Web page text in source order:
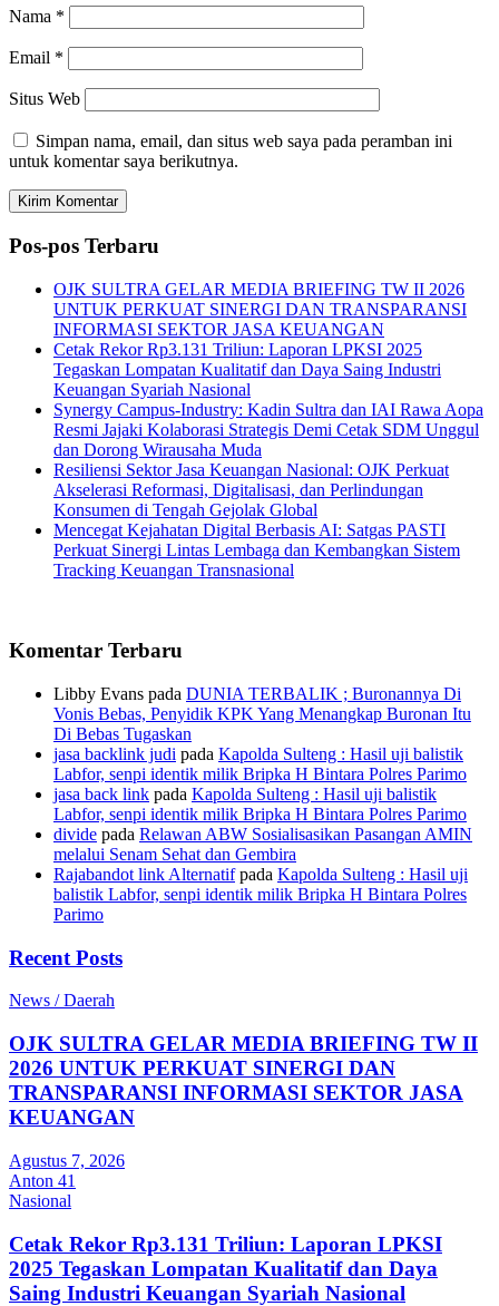
Nama *
Email *
Situs Web
Simpan nama, email, dan situs web saya pada peramban ini
untuk komentar saya berikutnya.
Pos-pos Terbaru
OJK SULTRA GELAR MEDIA BRIEFING TW II 2026
UNTUK PERKUAT SINERGI DAN TRANSPARANSI
INFORMASI SEKTOR JASA KEUANGAN
Cetak Rekor Rp3.131 Triliun: Laporan LPKSI 2025
Tegaskan Lompatan Kualitatif dan Daya Saing Industri
Keuangan Syariah Nasional
Synergy Campus-Industry: Kadin Sultra dan IAI Rawa Aopa
Resmi Jajaki Kolaborasi Strategis Demi Cetak SDM Unggul
dan Dorong Wirausaha Muda
Resiliensi Sektor Jasa Keuangan Nasional: OJK Perkuat
Akselerasi Reformasi, Digitalisasi, dan Perlindungan
Konsumen di Tengah Gejolak Global
Mencegat Kejahatan Digital Berbasis AI: Satgas PASTI
Perkuat Sinergi Lintas Lembaga dan Kembangkan Sistem
Tracking Keuangan Transnasional
Komentar Terbaru
Libby Evans pada DUNIA TERBALIK ; Buronannya Di
Vonis Bebas, Penyidik KPK Yang Menangkap Buronan Itu
Di Bebas Tugaskan
jasa backlink judi pada Kapolda Sulteng : Hasil uji balistik
Labfor, senpi identik milik Bripka H Bintara Polres Parimo
jasa back link pada Kapolda Sulteng : Hasil uji balistik
Labfor, senpi identik milik Bripka H Bintara Polres Parimo
divide pada Relawan ABW Sosialisasikan Pasangan AMIN
melalui Senam Sehat dan Gembira
Rajabandot link Alternatifpada Kapolda Sulteng : Hasil uji
balistik Labfor, senpi identik milik Bripka H Bintara Polres
Parimo
Recent Posts
News / Daerah
OJK SULTRA GELAR MEDIA BRIEFING TW II
2026 UNTUK PERKUAT SINERGI DAN
TRANSPARANSI INFORMASI SEKTOR JASA
KEUANGAN
Agustus 7, 2026
Anton 41
Nasional
Cetak Rekor Rp3.131 Triliun: Laporan LPKSI
2025 Tegaskan Lompatan Kualitatif dan Daya
Saing Industri Keuangan Syariah Nasional